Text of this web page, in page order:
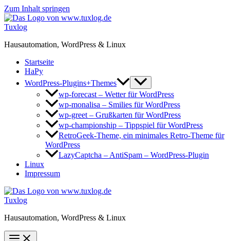
Zum Inhalt springen
Tuxlog
Hausautomation, WordPress & Linux
Startseite
HaPy
WordPress-Plugins+Themes
wp-forecast – Wetter für WordPress
wp-monalisa – Smilies für WordPress
wp-greet – Grußkarten für WordPress
wp-championship – Tippspiel für WordPress
RetroGeek-Theme, ein minimales Retro-Theme für
WordPress
LazyCaptcha – AntiSpam – WordPress-Plugin
Linux
Impressum
Tuxlog
Hausautomation, WordPress & Linux